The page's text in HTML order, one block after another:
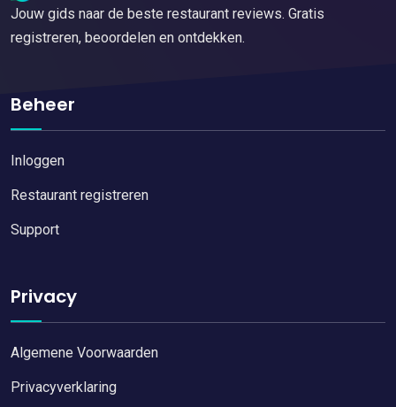
Jouw gids naar de beste restaurant reviews. Gratis
registreren, beoordelen en ontdekken.
Beheer
Inloggen
Restaurant registreren
Support
Privacy
Algemene Voorwaarden
Privacyverklaring